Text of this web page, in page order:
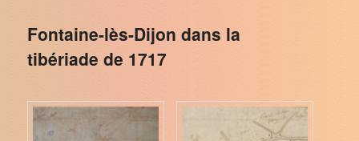
Fontaine-lès-Dijon dans la
tibériade de 1717